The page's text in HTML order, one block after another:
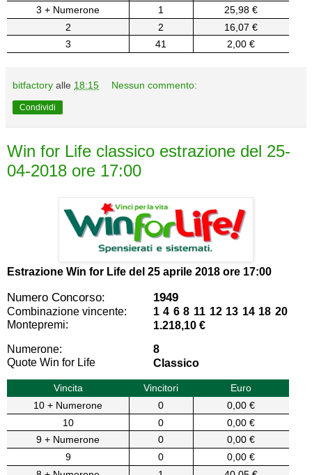
3 + Numerone
1
25,98 €
2
2
16,07 €
3
41 2,00 €
bitfactory alle 18:15 Nessun commento:
Condividi
Win for Life classico estrazione del 25-
04-2018 ore 17:00
Estrazione Win for Life del 25 aprile 2018 ore 17:00
Numero Concorso: 1949
Combinazione vincente:
1 4 6 8 11 12 13 14 18 20
Montepremi:
1.218,10 €
Numerone:
8
Quote Win for Life
Classico
Vincita Vincitori
Euro
10 + Numerone
0
0,00 €
10
0
0,00 €
9 + Numerone
0
0,00 €
9
0
0,00 €